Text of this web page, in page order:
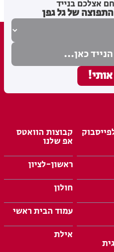
אצלכם בנייד
של גל גפן
קבוצות הוואטס
אפ שלנו
ראשון-לציון
חולון
עמוד הבית ראשי
אילת